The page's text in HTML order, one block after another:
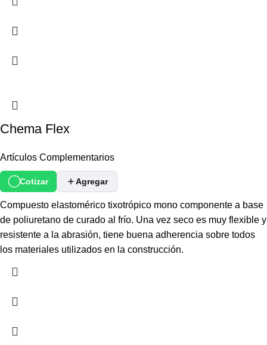
Chema Flex
Artículos Complementarios
Cotizar Agregar
Compuesto elastomérico tixotrópico mono componente a base
de poliuretano de curado al frío. Una vez seco es muy flexible y
resistente a la abrasión, tiene buena adherencia sobre todos
los materiales utilizados en la construcción.